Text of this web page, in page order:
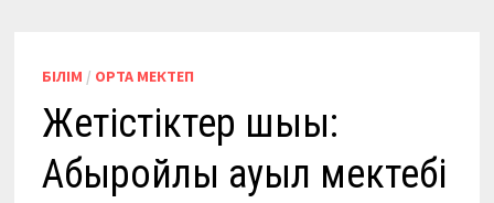
БІЛІМ / ОРТА МЕКТЕП
Жетістіктер шыңы:
Абыройлы ауыл мектебі